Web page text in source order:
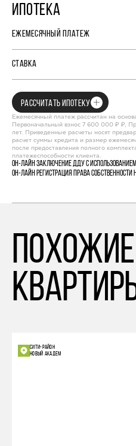
ИПОТЕКА
ЕЖЕМЕСЯЧНЫЙ ПЛАТЕЖ
СТАВКА
РАССЧИТАТЬ ИПОТЕКУ
Ежемесячный платеж рассчитан на
Первоначальный взнос 7 600 000 ₽ ₽,
лет. Приведенные расчеты носят
расчет суммы кредита и размер
после предоставления полного
платежеспособности клиента.
Он-лайн заключение ДДУ с
Он-лайн регистрация права
похожие
СИТИ-РАЙОН
НОВЫЙ АКАДЕМ